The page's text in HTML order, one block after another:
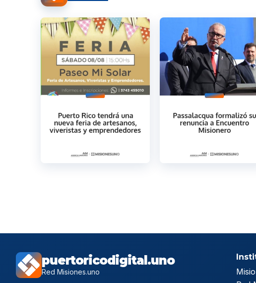
puertoricodigital.uno
Red Misiones.uno